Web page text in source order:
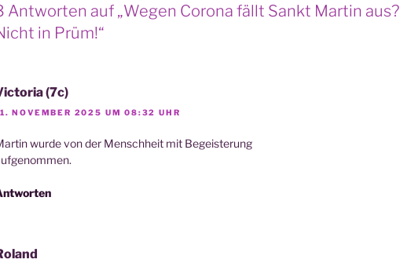
Antworten auf „Wegen Corona fällt Sankt Martin aus?
in Prüm!“
(7c)
NOVEMBER 2025 UM 08:32 UHR
wur­de von der Mensch­heit mit Begeisterung